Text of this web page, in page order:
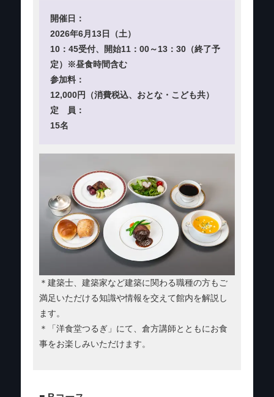
開催日：
2026年6月13日（土）
10：45受付、開始11：00～13：30（終了予
定）※昼食時間含む
参加料：
12,000円（消費税込、おとな・こども共）
定 員：
15名
＊建築士、建築家など建築に関わる職種の方もご
満足いただける知識や情報を交えて館内を解説し
ます。
＊「洋食堂つるぎ」にて、倉方講師とともにお食
事をお楽しみいただけます。